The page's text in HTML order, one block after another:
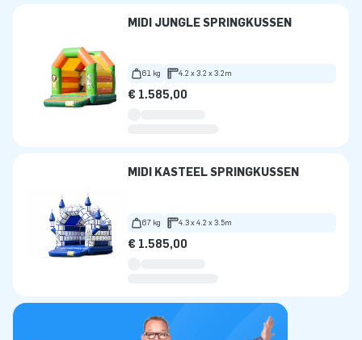
MIDI JUNGLE SPRINGKUSSEN
61 kg 4.2 x 3.2 x 3.2m
€ 1.585,00
MIDI KASTEEL SPRINGKUSSEN
67 kg 4.3 x 4.2 x 3.5m
€ 1.585,00